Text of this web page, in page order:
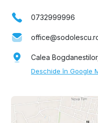
0732999996
Calea
Deschide în Google